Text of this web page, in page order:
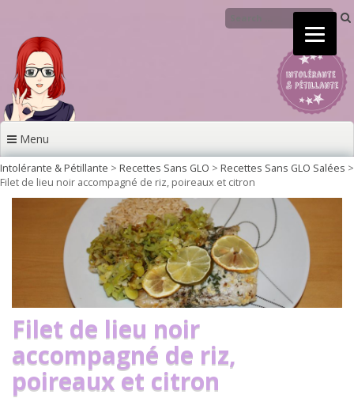
Menu
Intolérante & Pétillante > Recettes Sans GLO > Recettes Sans GLO Salées >
Filet de lieu noir accompagné de riz, poireaux et citron
Filet de lieu noir
accompagné de riz,
poireaux et citron